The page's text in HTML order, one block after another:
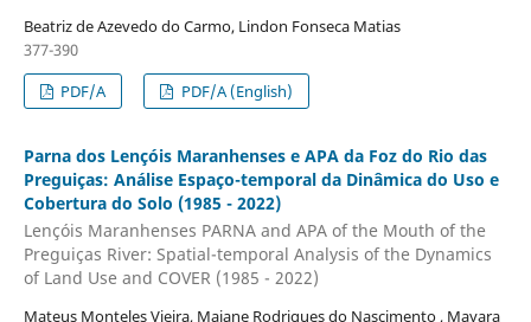
Beatriz de Azevedo do Carmo, Lindon Fonseca Matias
377-390
PDF/A
PDF/A (English)
Parna dos Lençóis Maranhenses e APA da Foz do Rio das
Preguiças: Análise Espaço-temporal da Dinâmica do Uso e
Cobertura do Solo (1985 - 2022)
Lençóis Maranhenses PARNA and APA of the Mouth of the
Preguiças River: Spatial-temporal Analysis of the Dynamics
of Land Use and COVER (1985 - 2022)
Mateus Monteles Vieira, Maiane Rodrigues do Nascimento , Mayara